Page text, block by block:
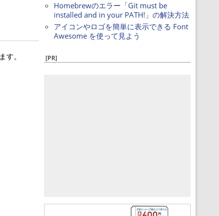
。
Homebrewのエラー「Git must be
installed and in your PATH!」の解決方法
アイコンやロゴを簡単に表示できる Font
Awesome を使って見よう
[PR]